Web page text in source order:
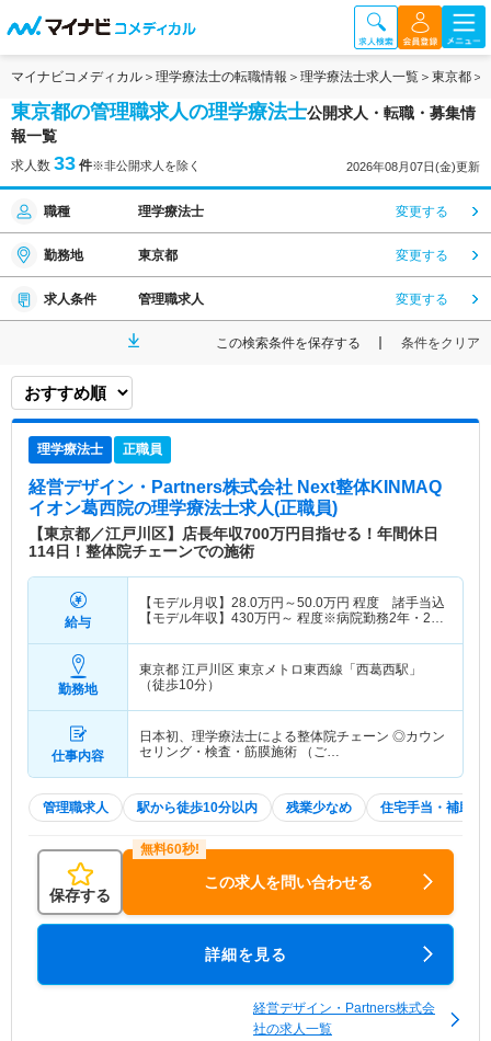
マイナビコメディカル 理学療法士の転職情報 理学療法士求人一覧 東京都
東京都の管理職求人の理学療法士公開求人・転職・募集情
報一覧
求人数 33 件※非公開求人を除く 2026年08月07日(金)更新
職種 理学療法士 変更する
勤務地 東京都 変更する
求人条件 管理職求人 変更する
この検索条件を保存する 条件をクリア
理学療法士 正職員
経営デザイン・Partners株式会社 Next整体KINMAQ
イオン葛西院の理学療法士求人(正職員)
【東京都／江戸川区】店長年収700万円目指せる！年間休日
114日！整体院チェーンでの施術
給与
【モデル月収】 28.0万円～50.0万円 程度 諸手当込
【モデル年収】 430万円～ 程度※病院勤務2年・24
勤務地
東京都 江戸川区 東京メトロ東西線「西葛西駅」
（徒歩10分）
仕事内容
日本初、理学療法士による整体院チェーン ◎カウン
セリング・検査・筋膜施術 （ご…
管理職求人 駅から徒歩10分以内 残業少なめ 住宅手当・補助
保存する
この求人を問い合わせる
詳細を見る
経営デザイン・Partners株式会
社の求人一覧